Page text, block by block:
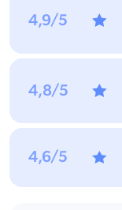
4,9/5
4,8/5
4,6/5